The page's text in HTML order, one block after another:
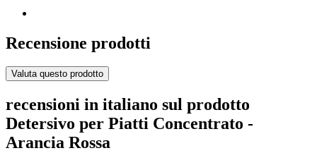
Recensione prodotti
Valuta questo prodotto
recensioni in italiano sul prodotto
Detersivo per Piatti Concentrato -
Arancia Rossa